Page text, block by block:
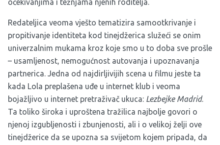
očekivanjima i težnjama njenih roditelja.
Redateljica veoma vješto tematizira samootkrivanje i
propitivanje identiteta kod tinejdžerica služeći se onim
univerzalnim mukama kroz koje smo u to doba sve prošle
– usamljenost, nemogućnost autovanja i upoznavanja
partnerica. Jedna od najdirljivijih scena u filmu jeste ta
kada Lola preplašena uđe u internet klub i veoma
bojažljivo u internet pretraživač ukuca: Lezbejke Madrid.
Ta toliko široka i uproštena tražilica najbolje govori o
njenoj izgubljenosti i zbunjenosti, ali i o velikoj želji ove
tinejdžerice da se upozna sa svijetom kojem pripada, da